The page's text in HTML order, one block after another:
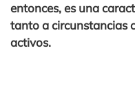
entonces, es una
tanto a circunstancias
activos.